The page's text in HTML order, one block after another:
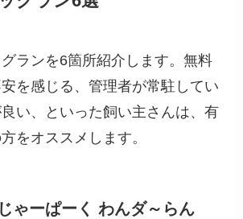
ランを6箇所紹介します。無料
を感じる、管理者が常駐してい
い、といった飼い主さんは、有
をオススメします。
ゃーぱーく わんダ～らん